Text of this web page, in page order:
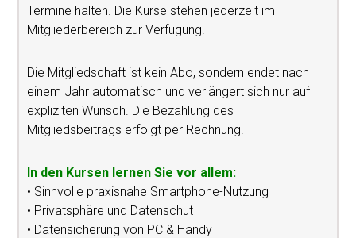
Termine halten. Die Kurse stehen jederzeit im
Mitgliederbereich zur Verfügung.
Die Mitgliedschaft ist kein Abo, sondern endet nach
einem Jahr automatisch und verlängert sich nur auf
expliziten Wunsch. Die Bezahlung des
Mitgliedsbeitrags erfolgt per Rechnung.
In den Kursen lernen Sie vor allem:
• Sinnvolle praxisnahe Smartphone-Nutzung
• Privatsphäre und Datenschut
• Datensicherung von PC & Handy